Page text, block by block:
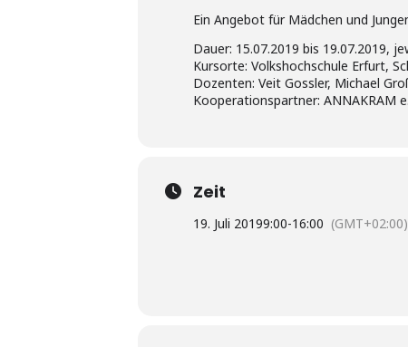
Ein Angebot für Mädchen und
Dauer: 15.07.2019 bis 19.07.2019,
Kursorte: Volkshochschule Erfurt,
Dozenten: Veit Gossler, Michael
Kooperationspartner: ANNAKRAM
Zeit
19. Juli 20199:00-16:00 (GMT+02:00)